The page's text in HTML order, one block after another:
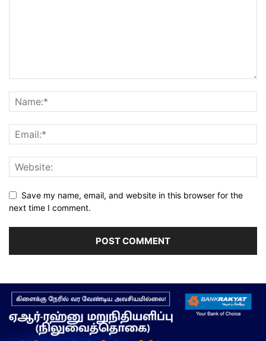
Save my name, email, and website in this browser for the
next time I comment.